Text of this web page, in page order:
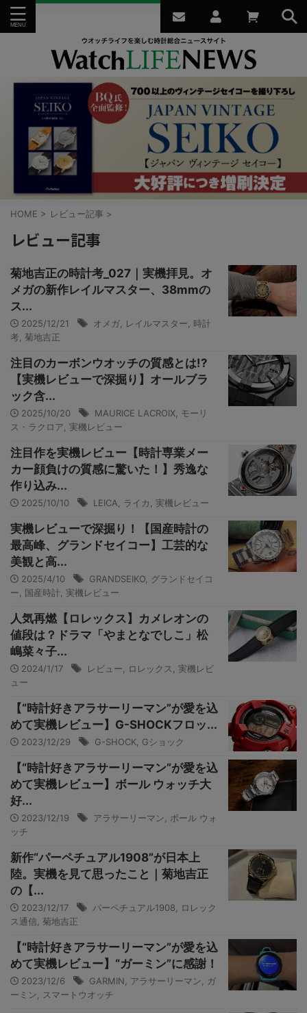
HOME > レビュー記事 >
レビュー記事
菊地吉正の時計考_027｜実機拝見。オ
メガの新作レイルマスター、38mmの
ス...
2025/12/21 オメガ レイルマスター
時計
考 菊地吉正
注目のカーボンウオッチの質感とは!?
【実機レビューで深掘り】オールブラ
ック含...
2025/10/20 MAURICE LACROIX モーリ
ス・ラクロア 実機レビュー
注目作を実機レビュー【時計専業メー
カー顔負けの質感に驚いた！】秀逸な
作り込み...
2025/10/10 LEICA ライカ 実機レビュー
実機レビューで深掘り！【国産時計の
最高峰、グランドセイコー】工芸的な
美観と高...
2025/4/10 GRANDSEIKO
グランドセイコ
ー
国産時計 実機レビュー
人気再燃【ロレックス】カメレオンの
値段は？ドラマ「やまとなでしこ」松
嶋菜々子...
2024/1/17 レビュー ロレックス
実機レビ
ュー
【“時計好きアラサーリーマン”が愛を込
めて実機レビュー】G-SHOCKフロッ...
2023/12/29 G-SHOCK Gショック
【“時計好きアラサーリーマン”が愛を込
めて実機レビュー】ボール ウォッチ大
好...
2023/12/19 アラサーリーマン
ボール ウォ
ッチ
新作“パーペチュアル1908”が日本上
陸。実機を見て思ったこと｜菊地吉正
の【...
2023/12/17 パーペチュアル1908
ロレック
ス通信 菊地吉正
【“時計好きアラサーリーマン”が愛を込
めて実機レビュー】“ガーミン”に感謝！
2023/12/6 GARMIN アラサーリーマン
ガ
ーミン
スマートウオッチ